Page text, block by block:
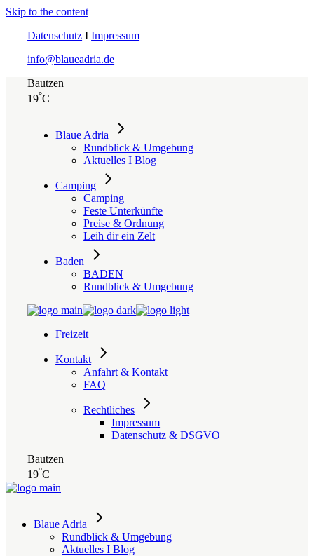
Skip to the content
Datenschutz IImpressum
info@blaueadria.de
Bautzen
19°C
Blaue Adria
Rundblick & Umgebung
Aktuelles I Blog
Camping
Camping
Feste Unterkünfte
Preise & Ordnung
Leih dir ein Zelt
Baden
BADEN
Rundblick & Umgebung
Freizeit
Kontakt
Anfahrt & Kontakt
FAQ
Rechtliches
Impressum
Datenschutz & DSGVO
Bautzen
19°C
Blaue Adria
Rundblick & Umgebung
Aktuelles I Blog